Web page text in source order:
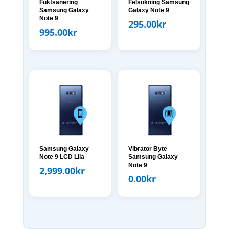
Fuktsanering
Samsung Galaxy
Note 9
995.00kr
Felsökning Samsung
Galaxy Note 9
295.00kr
Samsung Galaxy
Note 9 LCD Lila
2,999.00kr
Vibrator Byte
Samsung Galaxy
Note 9
0.00kr